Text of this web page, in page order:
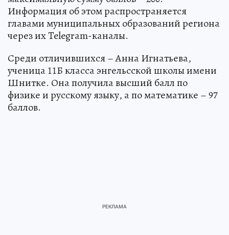
Информация об этом распространяется
главами муниципальных образований региона
через их Telegram-каналы.
Среди отличившихся – Анна Игнатьева,
ученица 11Б класса энгельсской школы имени
Шнитке. Она получила высший балл по
физике и русскому языку, а по математике – 97
баллов.